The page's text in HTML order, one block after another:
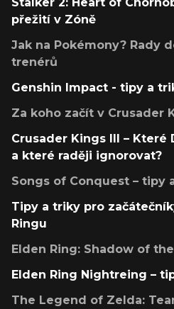
přežití v Zóně
Jak na Pokémony? Rady
trenérů
Genshin Impact - tipy a
Za koho začít v Crusader
Crusader Kings III – Které
a které raději ignorovat?
Songs of Conquest – tipy
Tipy a triky pro
Ringu
Elden Ring: Shadow of
Elden Ring Nightreing –
The Legend of Zelda: